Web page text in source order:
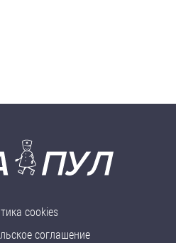
cookies
соглашение